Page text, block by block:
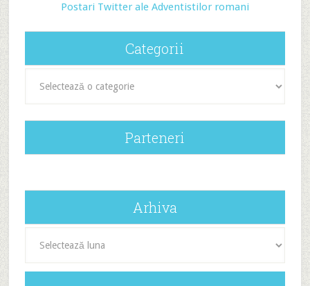
Postari Twitter ale Adventistilor romani
Categorii
Parteneri
Arhiva